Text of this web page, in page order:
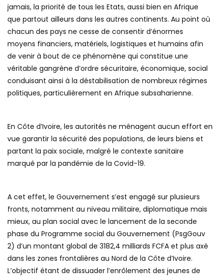
jamais, la priorité de tous les Etats, aussi bien en Afrique
que partout ailleurs dans les autres continents. Au point où
chacun des pays ne cesse de consentir d’énormes
moyens financiers, matériels, logistiques et humains afin
de venir à bout de ce phénomène qui constitue une
véritable gangrène d’ordre sécuritaire, économique, social
conduisant ainsi à la déstabilisation de nombreux régimes
politiques, particulièrement en Afrique subsaharienne.
En Côte d’Ivoire, les autorités ne ménagent aucun effort en
vue garantir la sécurité des populations, de leurs biens et
partant la paix sociale, malgré le contexte sanitaire
marqué par la pandémie de la Covid-19.
A cet effet, le Gouvernement s’est engagé sur plusieurs
fronts, notamment au niveau militaire, diplomatique mais
mieux, au plan social avec le lancement de la seconde
phase du Programme social du Gouvernement (PsgGouv
2) d’un montant global de 3182,4 milliards FCFA et plus axé
dans les zones frontalières au Nord de la Côte d’Ivoire.
L’objectif étant de dissuader l’enrôlement des jeunes de